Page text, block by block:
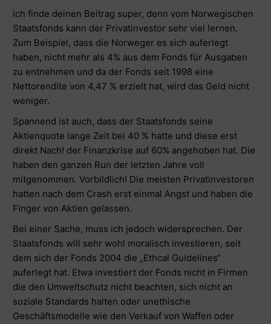
ich finde deinen Beitrag super, denn vom Norwegischen
Staatsfonds kann der Privatinvestor sehr viel lernen.
Zum Beispiel, dass die Norweger es sich auferlegt
haben, nicht mehr als 4% aus dem Fonds für Ausgaben
zu entnehmen und da der Fonds seit 1998 eine
Nettorendite von 4,47 % erzielt hat, wird das Geld nicht
weniger.
Spannend ist auch, dass der Staatsfonds seine
Aktienquote lange Zeit bei 40 % hatte und diese erst
direkt Nach! der Finanzkrise auf 60% angehoben hat. Die
haben den ganzen Run der letzten Jahre voll
mitgenommen. Vorbildlich! Die meisten Privatinvestoren
hatten nach dem Crash erst einmal Angst und haben die
Finger von Aktien gelassen.
Bei einer Sache, muss ich jedoch widersprechen. Der
Staatsfonds will sehr wohl moralisch investieren, seit
dem sich der Fonds 2004 die „Ethcal Guidelines“
auferlegt hat. Etwa investiert der Fonds nicht in Firmen
die den Umweltschutz nicht beachten, sich nicht an
soziale Standards halten oder unethische
Geschäftsmodelle wie den Verkauf von Waffen oder